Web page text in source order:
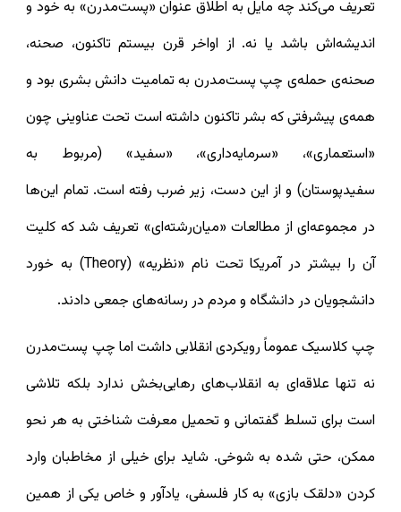
تعریف می‌کند چه مایل به اطلاق عنوان «پست‌مدرن» به خود و
اندیشه‌اش باشد یا نه. از اواخر قرن بیستم تاکنون، صحنه،
صحنه‌ی حمله‌ی چپ پست‌مدرن به تمامیت دانش بشری بود و
همه‌ی پیشرفتی که بشر تاکنون داشته است تحت عناوینی چون
«استعماری»، «سرمایه‌داری»، «سفید» (مربوط به
سفیدپوستان) و از این دست، زیر ضرب رفته است. تمام این‌ها
در مجموعه‌ای از مطالعات «میان‌رشته‌ای» تعریف شد که کلیت
آن را بیشتر در آمریکا تحت نام «نظریه» (‌Theory) به خورد
دانشجویان در دانشگاه و مردم در رسانه‌های جمعی دادند.
چپ کلاسیک عموماً رویکردی انقلابی داشت اما چپ پست‌مدرن
نه تنها علاقه‌ای به انقلاب‌های رهایی‌بخش ندارد بلکه تلاشی
است برای تسلط گفتمانی و تحمیل معرفت شناختی به هر نحو
ممکن، حتی شده به شوخی. شاید برای خیلی از مخاطبان وارد
کردن «دلقک بازی» به کار فلسفی، یادآور و خاص یکی از همین